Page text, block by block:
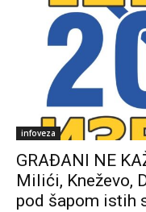
infoveza
GRAĐANI NE
Milići, Kneževo,
pod šapom istih